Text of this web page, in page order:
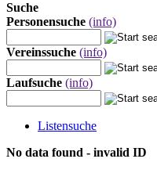
Suche
Personensuche (info)
Vereinssuche (info)
Laufsuche (info)
Listensuche
No data found - invalid ID